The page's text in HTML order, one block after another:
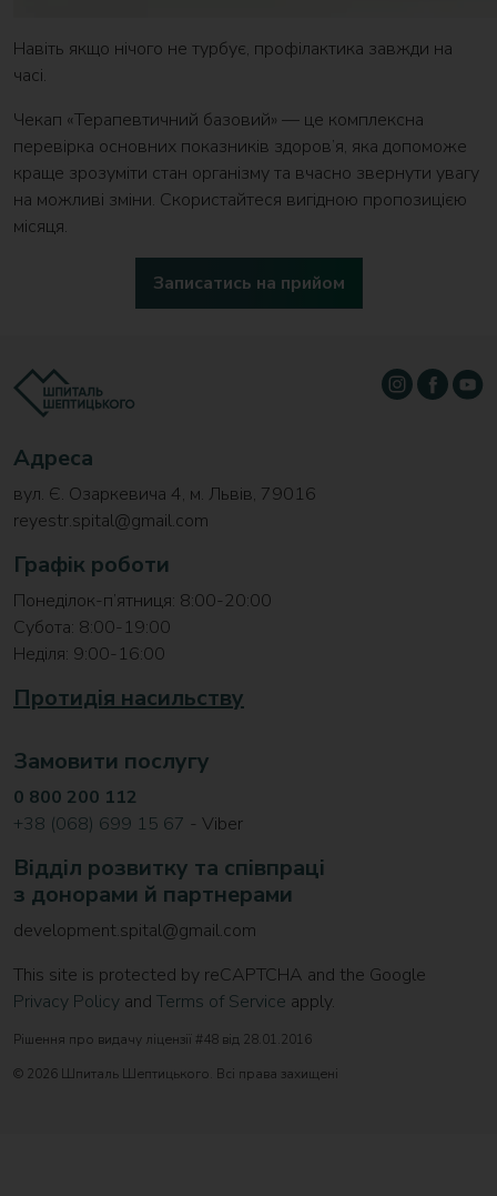
Навіть якщо нічого не турбує, профілактика завжди на
часі.
Чекап «Терапевтичний базовий» — це комплексна
перевірка основних показників здоров’я, яка допоможе
краще зрозуміти стан організму та вчасно звернути увагу
на можливі зміни. Скористайтеся вигідною пропозицією
місяця.
Записатись на прийом
Адреса
вул. Є. Озаркевича 4, м. Львів, 79016
reyestr.spital@gmail.com
Графік роботи
Понеділок-п’ятниця: 8:00-20:00
Субота: 8:00-19:00
Неділя: 9:00-16:00
Протидія насильству
Замовити послугу
0 800 200 112
+38 (068) 699 15 67 - Viber
Відділ розвитку та співпраці
з донорами й партнерами
development.spital@gmail.com
This site is protected by reCAPTCHA and the Google
Privacy Policy and Terms of Service apply.
Рішення про видачу ліцензії #48 від 28.01.2016
© 2026 Шпиталь Шептицького. Всі права захищені